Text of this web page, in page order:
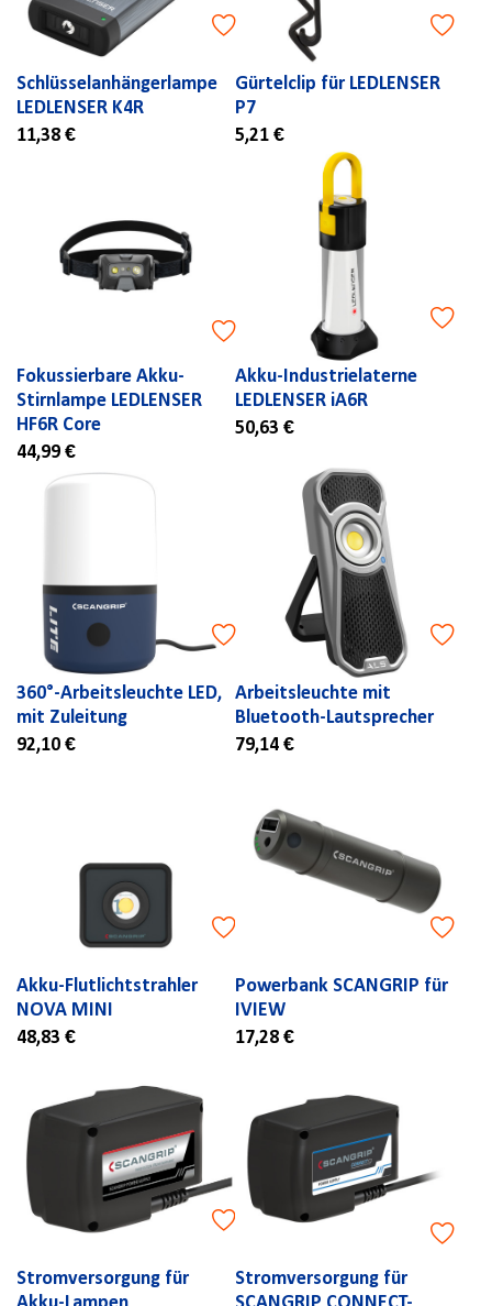
Schlüsselanhängerlampe
LEDLENSER K4R
11,38 €
Gürtelclip für LEDLENSER
P7
5,21 €
Fokussierbare Akku-
Stirnlampe LEDLENSER
HF6R Core
44,99 €
Akku-Industrielaterne
LEDLENSER iA6R
50,63 €
360°-Arbeitsleuchte LED,
mit Zuleitung
92,10 €
Arbeitsleuchte mit
Bluetooth-Lautsprecher
79,14 €
Akku-Flutlichtstrahler
NOVA MINI
48,83 €
Powerbank SCANGRIP für
IVIEW
17,28 €
Stromversorgung für
Stromversorgung für